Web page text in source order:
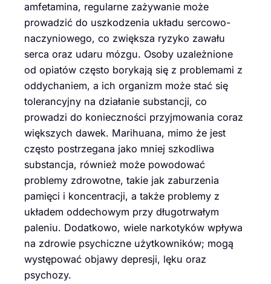
amfetamina, regularne zażywanie może
prowadzić do uszkodzenia układu sercowo-
naczyniowego, co zwiększa ryzyko zawału
serca oraz udaru mózgu. Osoby uzależnione
od opiatów często borykają się z problemami z
oddychaniem, a ich organizm może stać się
tolerancyjny na działanie substancji, co
prowadzi do konieczności przyjmowania coraz
większych dawek. Marihuana, mimo że jest
często postrzegana jako mniej szkodliwa
substancja, również może powodować
problemy zdrowotne, takie jak zaburzenia
pamięci i koncentracji, a także problemy z
układem oddechowym przy długotrwałym
paleniu. Dodatkowo, wiele narkotyków wpływa
na zdrowie psychiczne użytkowników; mogą
występować objawy depresji, lęku oraz
psychozy.